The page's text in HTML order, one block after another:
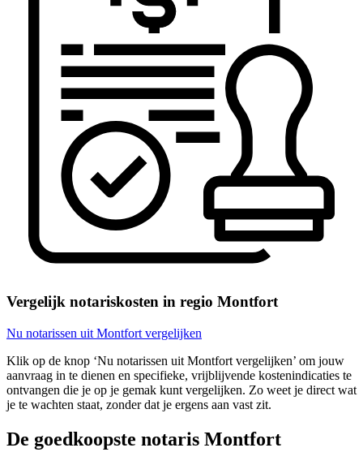
Vergelijk notariskosten in regio Montfort
Nu notarissen uit Montfort vergelijken
Klik op de knop ‘Nu notarissen uit Montfort vergelijken’ om jouw
aanvraag in te dienen en specifieke, vrijblijvende kostenindicaties te
ontvangen die je op je gemak kunt vergelijken. Zo weet je direct wat
je te wachten staat, zonder dat je ergens aan vast zit.
De goedkoopste notaris Montfort